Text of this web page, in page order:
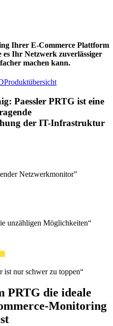
Ihrer E-Commerce Plattform
es Ihr Netzwerk zuverlässiger
machen kann.
Produktübersicht
Paessler PRTG ist eine
der IT-Infrastruktur
Netzwerkmonitor”
unzähligen Möglichkeiten“
nur schwer zu toppen“
PRTG die ideale
Monitoring